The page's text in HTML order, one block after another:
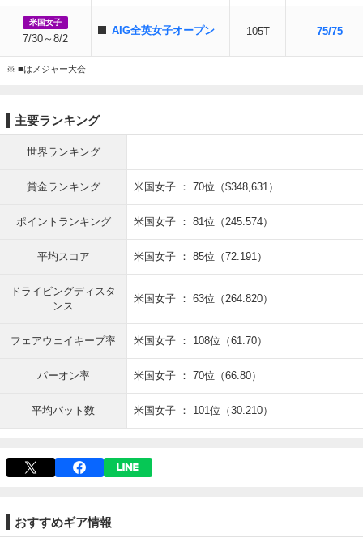
米国女子
7/30～8/2
AIG全英女子オープン 105T 75/75
※ ■はメジャー大会
主要ランキング
世界ランキング
賞金ランキング 米国女子 ： 70位（$348,631）
ポイントランキング 米国女子 ： 81位（245.574）
平均スコア 米国女子 ： 85位（72.191）
ドライビングディスタ
ンス
米国女子 ： 63位（264.820）
フェアウェイキープ率 米国女子 ： 108位（61.70）
パーオン率 米国女子 ： 70位（66.80）
平均パット数 米国女子 ： 101位（30.210）
おすすめギア情報